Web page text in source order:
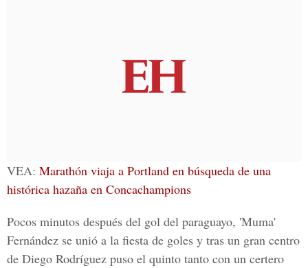
VEA: Marathón viaja a Portland en búsqueda de una
histórica hazaña en Concachampions
Pocos minutos después del gol del paraguayo, 'Muma'
Fernández se unió a la fiesta de goles y tras un gran centro
de Diego Rodríguez puso el quinto tanto con un certero